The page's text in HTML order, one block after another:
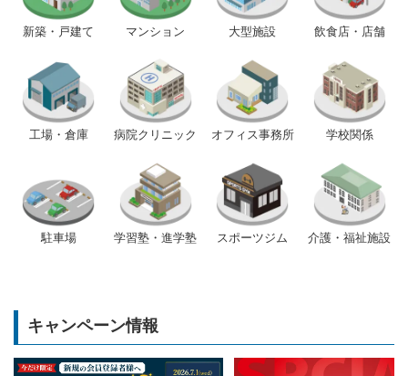
新築・戸建て マンション 大型施設 飲食店・店舗
工場・倉庫 病院クリニック オフィス事務所 学校関係
駐車場 学習塾・進学塾 スポーツジム 介護・福祉施設
キャンペーン情報